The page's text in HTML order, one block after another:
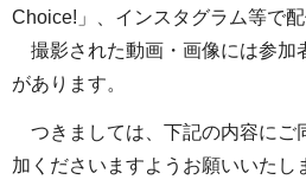
Choice!」、インスタグラム等で配
撮影された動画・画像には参加
があります。
つきましては、下記の内容にご
加くださいますようお願いいたし